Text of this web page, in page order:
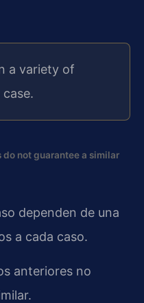
a variety of
not guarantee a similar
dependen de una
a cada caso.
anteriores no